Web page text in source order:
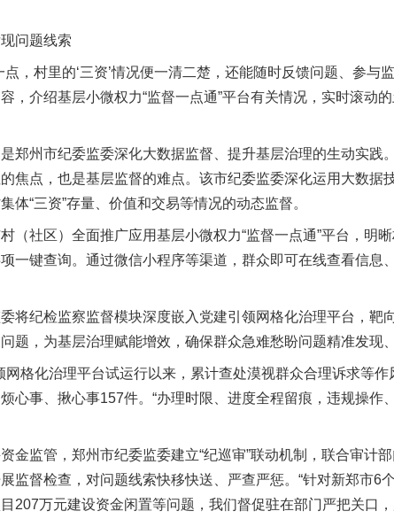
问题线索
村里的‘三资’情况便一清二楚，还能随时反馈问题、参与
，介绍基层小微权力“监督一点通”平台有关情况，实时滚动
州市纪委监委深化大数据监督、提升基层治理的生动实践。
焦点，也是基层监督的难点。该市纪委监委深化运用大数据
体“三资”存量、价值和交易等情况的动态监督。
社区）全面推广应用基层小微权力“监督一点通”平台，明晰
一键查询。通过微信小程序等渠道，群众即可在线查看信息
纪检监察监督模块深度嵌入党建引领网格化治理平台，靶向
题，为基层治理赋能增效，确保群众急难愁盼问题精准发现
化治理平台试运行以来，累计查处漠视群众合理诉求等作
心事、揪心事157件。“办理时限、进度全程留痕，违规操作
监管，郑州市纪委监委建立“纪巡审”联动机制，联合审计
监督检查，对问题线索快移快送、严查严惩。“针对新郑市6
207万元建设资金闲置等问题，我们督促驻在部门严把关口